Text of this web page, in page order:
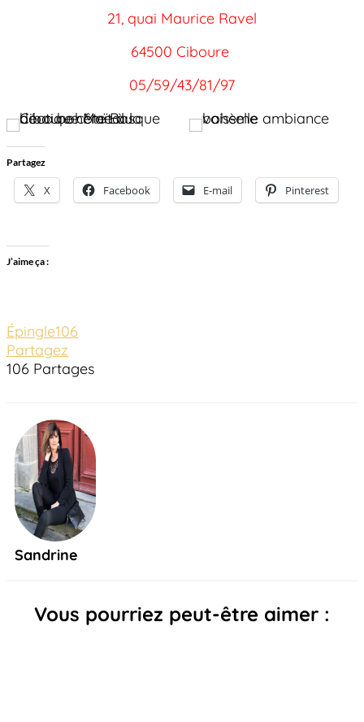
21, quai Maurice Ravel
64500 Ciboure
05/59/43/81/97
Partagez
X Facebook E-mail Pinterest
J’aime ça :
Épingle106
Partagez
106 Partages
Sandrine
Vous pourriez peut-être aimer :